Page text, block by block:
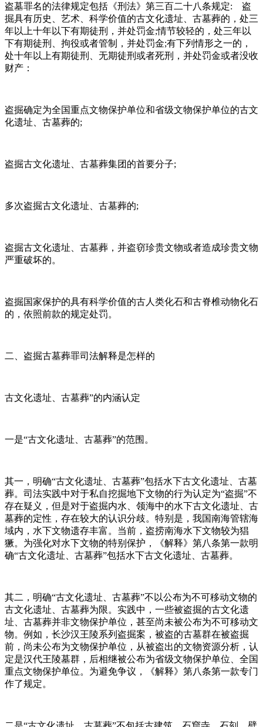
盗墓罪名的法律规定包括《刑法》第三百二十八条规定: 盗
掘具有历史、艺术、科学价值的古文化遗址、古墓葬的，处三
年以上十年以下有期徒刑，并处罚金;情节较轻的，处三年以
下有期徒刑、拘役或者管制，并处罚金;有下列情形之一的，
处十年以上有期徒刑、无期徒刑或者死刑，并处罚金或者没收
财产：
盗掘确定为全国重点文物保护单位和省级文物保护单位的古文
化遗址、古墓葬的;
盗掘古文化遗址、古墓葬集团的首要分子;
多次盗掘古文化遗址、古墓葬的;
盗掘古文化遗址、古墓葬，并盗窃珍贵文物或者造成珍贵文物
严重破坏的。
盗掘国家保护的具有科学价值的古人类化石和古脊椎动物化石
的，依照前款的规定处罚。
二、盗掘古墓葬罪司法解释是怎样的
古文化遗址、古墓葬”的内涵认定
一是“古文化遗址、古墓葬”的范围。
其一，明确“古文化遗址、古墓葬”包括水下古文化遗址、古墓
葬。司法实践中对于私自挖掘地下文物的行为认定为“盗掘”不
存在疑义，但是对于盗掘内水、领海中的水下古文化遗址、古
墓葬的定性，存在较大的认识分歧。特别是，我国南海管辖海
域内，水下文物遗存丰富。当前，盗捞南海水下文物较为猖
獗。为强化对水下文物的特别保护，《解释》第八条第一款明
确“古文化遗址、古墓葬”包括水下古文化遗址、古墓葬。
其二，明确“古文化遗址、古墓葬”不以公布为不可移动文物的
古文化遗址、古墓葬为限。实践中，一些被盗掘的古文化遗
址、古墓葬并非文物保护单位，甚至尚未被公布为不可移动文
物。例如，长沙汉王陵系列盗掘案，被盗的古墓群在被盗掘
前，尚未公布为文物保护单位，从被盗出的文物资源分析，认
定是汉代王陵墓群，后相继被公布为省级文物保护单位、全国
重点文物保护单位。为避免争议，《解释》第八条第一款专门
作了规定。